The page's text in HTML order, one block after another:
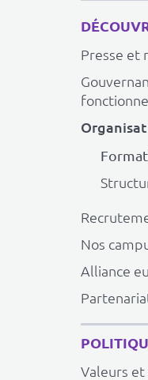
Presse et
Nos
Alliance
Valeurs